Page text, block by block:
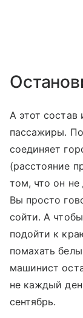
А этот состав
пассажиры.
соединяет
(расстояние
том, что он не
Вы просто
сойти. А
подойти к
помахать
машинист
не каждый
сентябрь.